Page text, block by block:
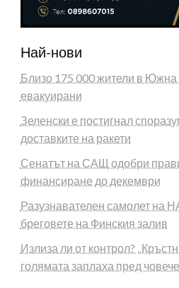
Най-нови
Близо 175 000 жители в
евакуирани
Зеленски е постигнал
доставките на ракети
Сенатът на САЩ одобри
финансиране до декември
Разузнавателен самолет на
бреговете на Финския залив
Излиза ли от контрол?
голямата заплаха пред